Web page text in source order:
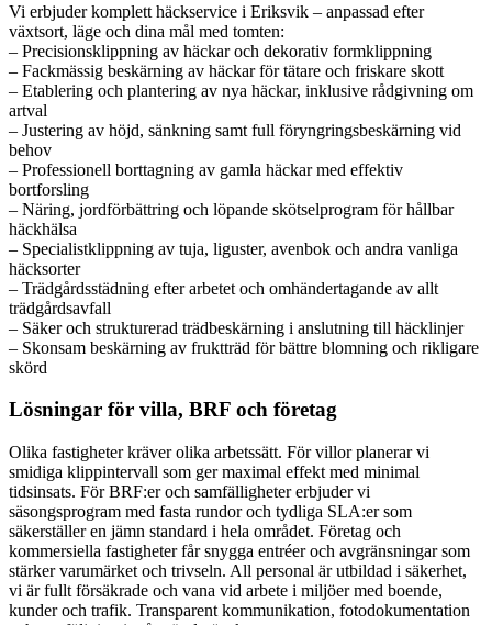
Vi erbjuder komplett häckservice i Eriksvik – anpassad efter
växtsort, läge och dina mål med tomten:
– Precisionsklippning av häckar och dekorativ formklippning
– Fackmässig beskärning av häckar för tätare och friskare skott
– Etablering och plantering av nya häckar, inklusive rådgivning om
artval
– Justering av höjd, sänkning samt full föryngringsbeskärning vid
behov
– Professionell borttagning av gamla häckar med effektiv
bortforsling
– Näring, jordförbättring och löpande skötselprogram för hållbar
häckhälsa
– Specialistklippning av tuja, liguster, avenbok och andra vanliga
häcksorter
– Trädgårdsstädning efter arbetet och omhändertagande av allt
trädgårdsavfall
– Säker och strukturerad trädbeskärning i anslutning till häcklinjer
– Skonsam beskärning av fruktträd för bättre blomning och rikligare
skörd
Lösningar för villa, BRF och företag
Olika fastigheter kräver olika arbetssätt. För villor planerar vi
smidiga klippintervall som ger maximal effekt med minimal
tidsinsats. För BRF:er och samfälligheter erbjuder vi
säsongsprogram med fasta rundor och tydliga SLA:er som
säkerställer en jämn standard i hela området. Företag och
kommersiella fastigheter får snygga entréer och avgränsningar som
stärker varumärket och trivseln. All personal är utbildad i säkerhet,
vi är fullt försäkrade och vana vid arbete i miljöer med boende,
kunder och trafik. Transparent kommunikation, fotodokumentation